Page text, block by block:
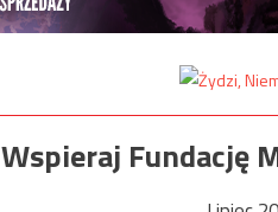
Wspieraj Fundację